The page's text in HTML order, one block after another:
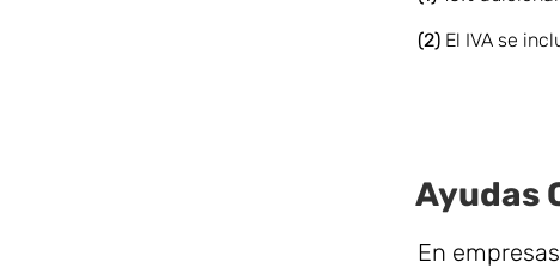
(2) El IVA se
Ayudas
En